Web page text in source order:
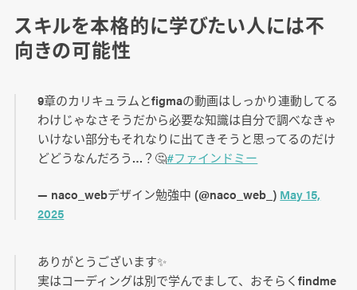
スキルを本格的に学びたい人には不
向きの可能性
9章のカリキュラムとfigmaの動画はしっかり連動してる
わけじゃなさそうだから必要な知識は自分で調べなきゃ
いけない部分もそれなりに出てきそうと思ってるのだけ
どどうなんだろう…？🤔#ファインドミー
— naco_webデザイン勉強中 (@naco_web_) May 15,
2025
ありがとうございます✨
実はコーディングは別で学んでまして、おそらくfindme